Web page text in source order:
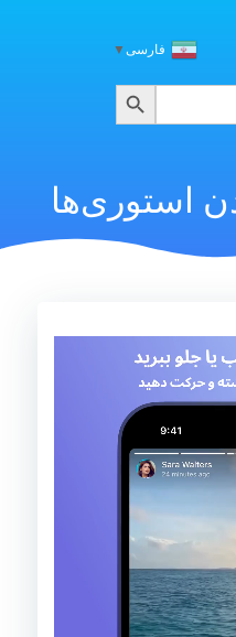
content
فارسی▼
استوری‌ها